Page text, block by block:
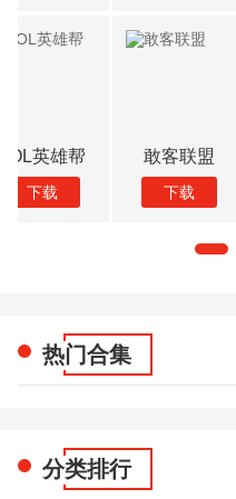
天天坦克大战 游手好
热门合集
分类排行